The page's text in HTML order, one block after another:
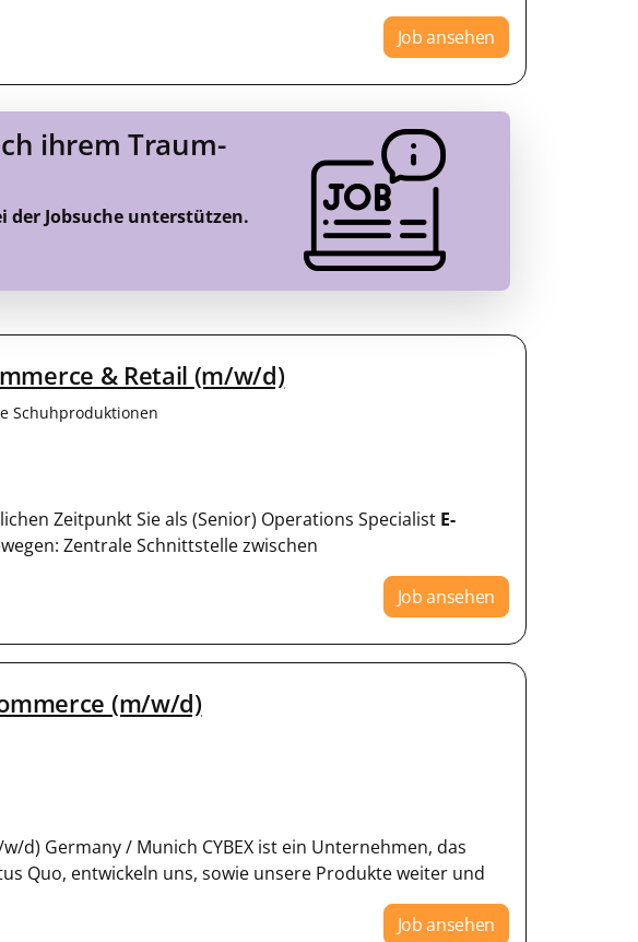
Job ansehen
ihrem Traum-
der Jobsuche unterstützen.
& Retail (m/w/d)
Schuhproduktionen
Zeitpunkt Sie als (Senior) Operations Specialist E-
Zentrale Schnittstelle zwischen
Job ansehen
(m/w/d)
d) Germany / Munich CYBEX ist ein Unternehmen, das
Quo, entwickeln uns, sowie unsere Produkte weiter und
Job ansehen